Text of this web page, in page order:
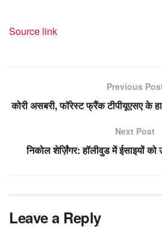
Source link
Previous
कोरी असबरी, फॉरेस्ट फ्रैंक टीपीयूएसए के
Next Post
निकोल शेर्ज़िंगर: हॉलीवुड में ईसाइयों को
Leave a Reply